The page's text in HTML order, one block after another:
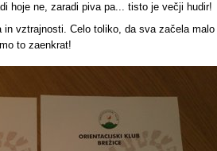
hoje ne, zaradi piva pa... tisto je večji hudir!
in vztrajnosti. Celo toliko, da sva začela malo
to zaenkrat!